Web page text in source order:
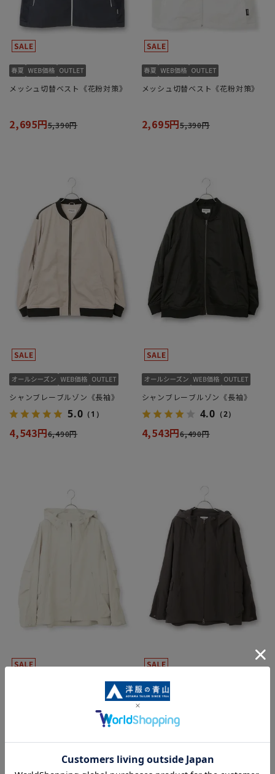
メッシュ切替ベスト《花粉対策》
2,695円5,390円
メッシュ切替ベスト《花粉対策》
2,695円5,390円
シャンブレーブルゾン《長袖》
5.0 （1）
4,543円6,490円
シャンブレーブルゾン《長袖》
4.0 （2）
4,543円6,490円
6,083円8,690円 6,083円8,690円